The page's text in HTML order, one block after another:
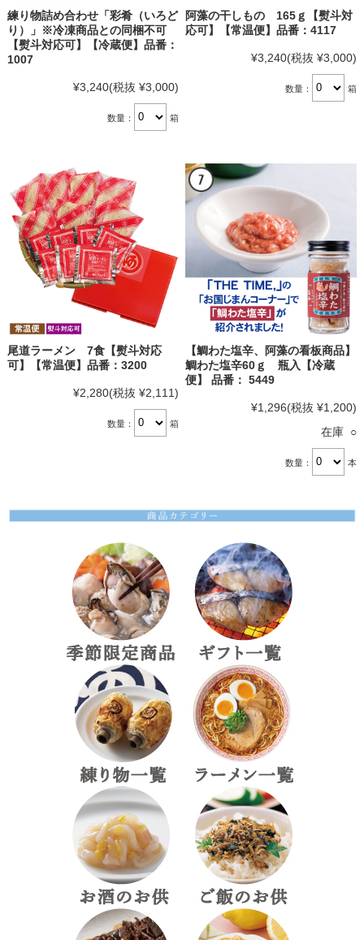
練り物詰め合わせ「彩肴（いろど
り）」※冷凍商品との同梱不可
【熨斗対応可】【冷蔵便】品番：
1007
¥3,240(税抜 ¥3,000)
数量： 箱
阿藻の干しもの 165ｇ【熨斗対
応可】【常温便】品番：4117
¥3,240(税抜 ¥3,000)
数量： 箱
尾道ラーメン 7食【熨斗対応
可】【常温便】品番：3200
¥2,280(税抜 ¥2,111)
数量： 箱
【鯛わた塩辛、阿藻の看板商品】
鯛わた塩辛60ｇ 瓶入【冷蔵
便】 品番： 5449
¥1,296(税抜 ¥1,200)
在庫 ○
数量： 本